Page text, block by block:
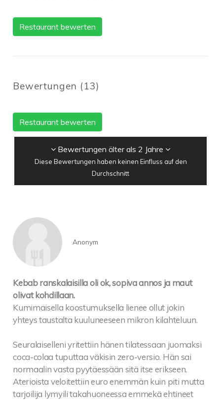
Restaurant bewerten
Bewertungen (13)
Restaurant bewerten
Bewertungen älter als 2 Jahre
Diese Bewertungen haben keinen Einfluss auf den
Durchschnitt
Anonym
Kebab ranskalaisilla oli ok, sopiva annos ja maut
olivat kohdillaan.
Kumimaisella koostumuksella lienee ollut jokin
yhteys taustalta kuuluneeseen mikron kilahteluun.
Seuralaiselleni yritettiin hänen tilatessaan juomaksi
coca-colaa tuputtaa väkisin zero-versio. Hän sai
normaalin vasta pyytäessään sitä itse erikseen.
Aterioista veloitettiin euro enemmän kuin piti mutta
tarjoilija lymyili takahuoneessa emmekä ehtineet